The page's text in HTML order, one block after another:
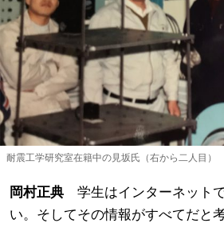
耐震工学研究室在籍中の見坂氏（右から二人目）
岡村正典 学生はインターネット
い。そしてその情報がすべてだと